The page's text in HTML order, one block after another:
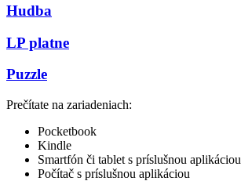
Hudba
LP platne
Puzzle
Prečítate na zariadeniach:
Pocketbook
Kindle
Smartfón či tablet s príslušnou aplikáciou
Počítač s príslušnou aplikáciou